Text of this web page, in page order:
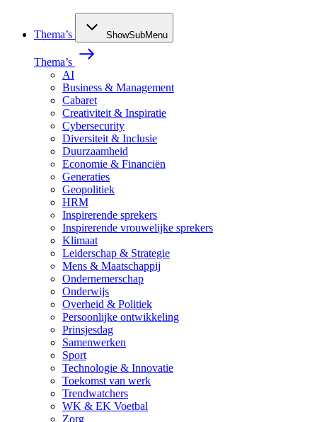
Thema’s ShowSubMenu
Thema’s
AI
Business & Management
Cabaret
Creativiteit & Inspiratie
Cybersecurity
Diversiteit & Inclusie
Duurzaamheid
Economie & Financiën
Generaties
Geopolitiek
HRM
Inspirerende sprekers
Inspirerende vrouwelijke sprekers
Klimaat
Leiderschap & Strategie
Mens & Maatschappij
Ondernemerschap
Onderwijs
Overheid & Politiek
Persoonlijke ontwikkeling
Prinsjesdag
Samenwerken
Sport
Technologie & Innovatie
Toekomst van werk
Trendwatchers
WK & EK Voetbal
Zorg